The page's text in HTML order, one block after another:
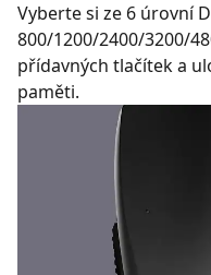
Vyberte si ze 6 úrovní
800/1200/2400/3200/
přídavných tlačítek a
paměti.